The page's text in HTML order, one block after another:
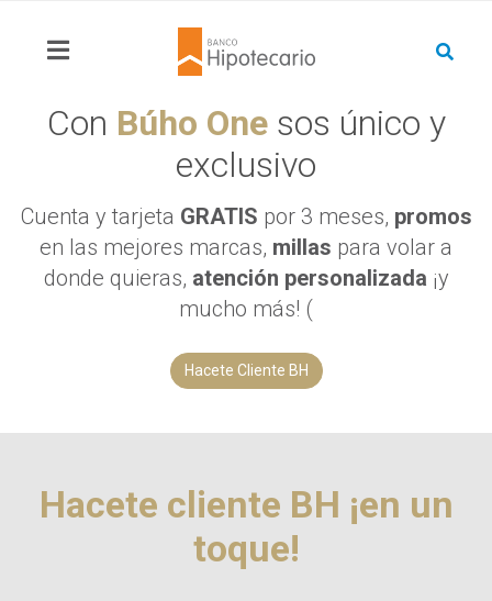
Con Búho One sos único y
exclusivo
Cuenta y tarjeta GRATIS por 3 meses, promos
en las mejores marcas, millas para volar a
donde quieras, atención personalizada ¡y
mucho más! (
Hacete Cliente BH
Hacete cliente BH ¡en un
toque!